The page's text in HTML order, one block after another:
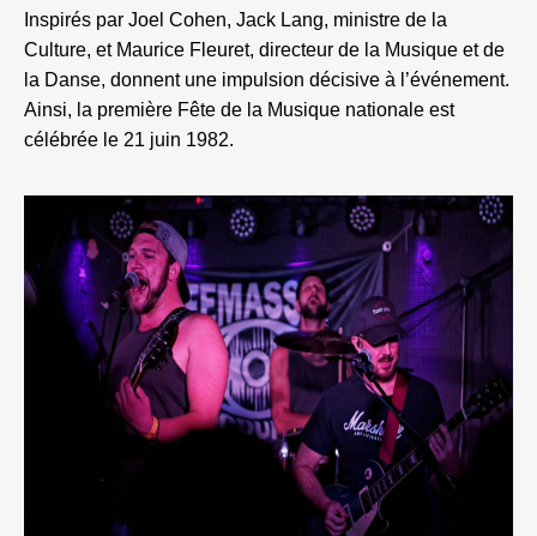
Inspirés par Joel Cohen, Jack Lang, ministre de la
Culture, et Maurice Fleuret, directeur de la Musique et de
la Danse, donnent une impulsion décisive à l’événement.
Ainsi, la première Fête de la Musique nationale est
célébrée le 21 juin 1982.